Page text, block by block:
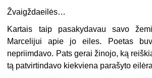
Žvaigždaeilės…
Kartais taip pasakydavau savo
Marcelijui apie jo eiles. Poetas
nepriimdavo. Pats gerai žinojo, ką
tą patvirtindavo kiekviena parašyto